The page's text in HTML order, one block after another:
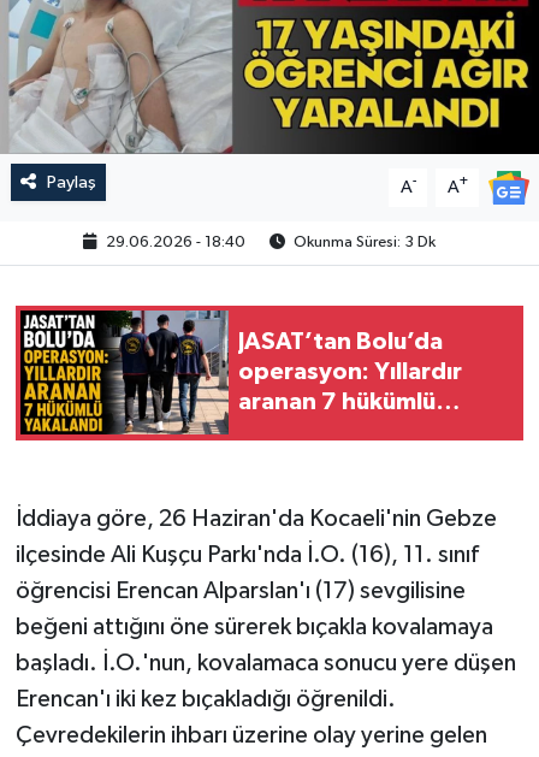
Paylaş A- A+
29.06.2026 - 18:40 Okunma Süresi: 3 Dk
JASAT’tan Bolu’da
operasyon: Yıllardır
aranan 7 hükümlü
İddiaya göre, 26 Haziran'da Kocaeli'nin Gebze
ilçesinde Ali Kuşçu Parkı'nda İ.O. (16), 11. sınıf
öğrencisi Erencan Alparslan'ı (17) sevgilisine
beğeni attığını öne sürerek bıçakla kovalamaya
başladı. İ.O.'nun, kovalamaca sonucu yere düşen
Erencan'ı iki kez bıçakladığı öğrenildi.
Çevredekilerin ihbarı üzerine olay yerine gelen